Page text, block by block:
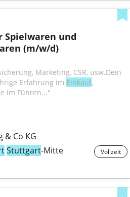
Spielwaren und
(m/w/d)
Marketing, CSR, usw.Dein
Erfahrung im Einkauf,
im Führen..."
& Co KG
Stuttgart-Mitte Vollzeit